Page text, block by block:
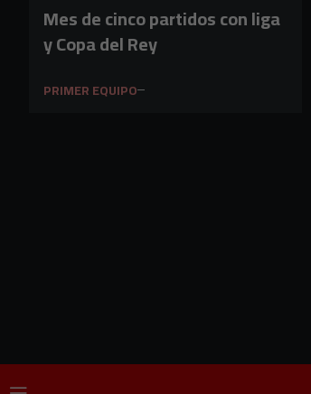
Mes de cinco partidos con liga
y Copa del Rey
PRIMER EQUIPO